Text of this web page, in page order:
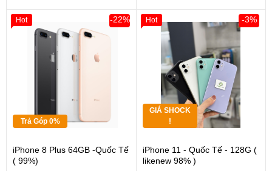
Trả Góp 0%
iPhone 8 Plus 64GB -Quốc Tế
( 99%)
-22%
Hot
GIÁ SHOCK
!
iPhone 11 - Quốc Tế - 128G (
likenew 98% )
-3%
Hot